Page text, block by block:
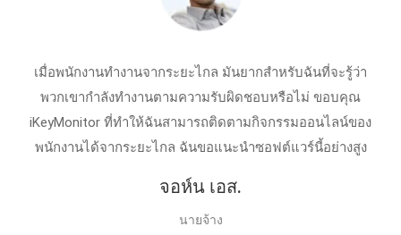
เมื่อพนักงานทำงานจากระยะไกล มันยากสำหรับฉันที่จะรู้ว่า
พวกเขากำลังทำงานตามความรับผิดชอบหรือไม่ ขอบคุณ
iKeyMonitor ที่ทำให้ฉันสามารถติดตามกิจกรรมออนไลน์ของ
พนักงานได้จากระยะไกล ฉันขอแนะนำซอฟต์แวร์นี้อย่างสูง
จอห์น เอส.
นายจ้าง